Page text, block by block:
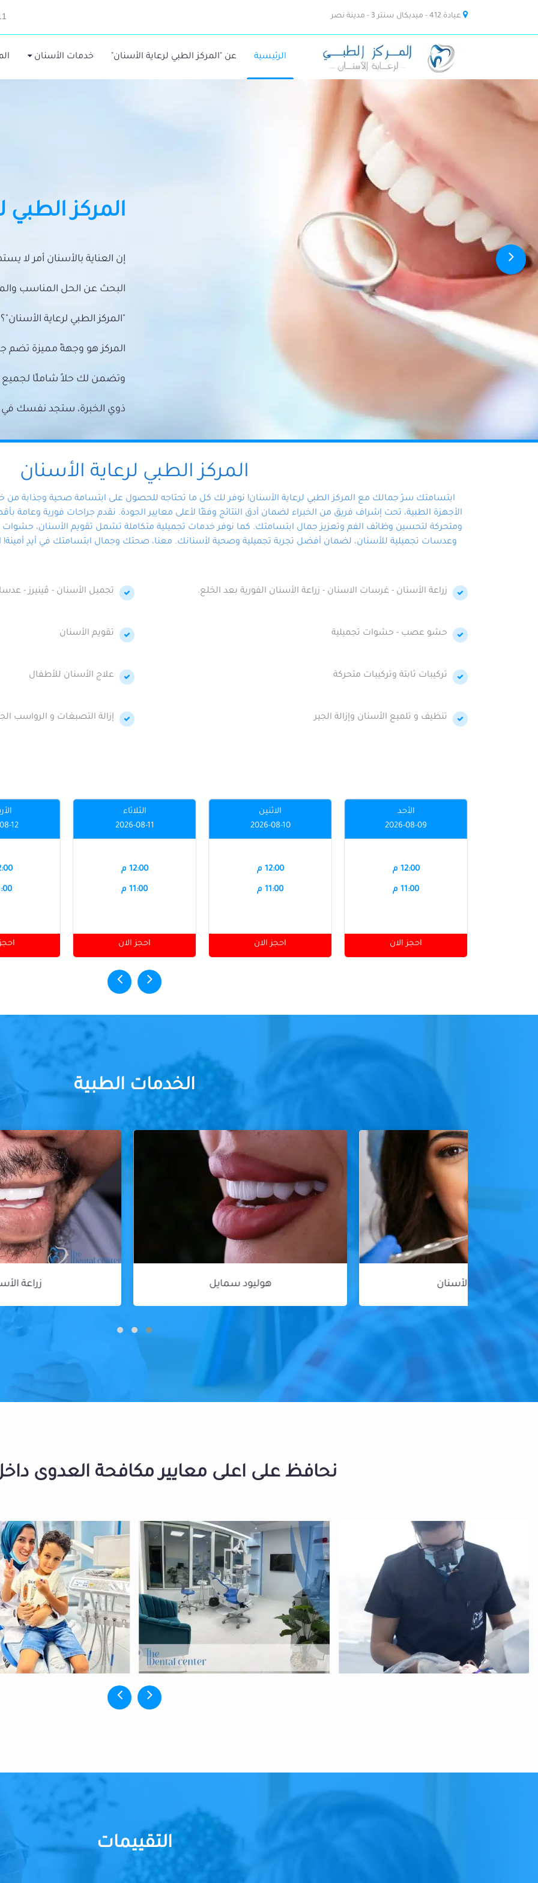
عيادة 412 - ميديكال سنتر 3 - مدينة نصر
الرئيسية عن "المركز الطبي لرعاية الأسنان" خدمات الأسنان
المركز الطبي
إن العناية بالأسنان أمر لا
البحث عن الحل المناسب
"المركز الطبي لرعاية الأسنان"؟
المركز هو وجهةً مميزة تضم
وتضمن لك حلاً شاملًا
ذوي الخبرة، ستجد نفسك في
المركز الطبي لرعاية الأسنان
ابتسامتك سرّ جمالك مع المركز الطبي لرعاية الأسنان! نوفر لك كل ما تحتاجه للحصول على ابتسامة صحية وجذابة
الأجهزة الطبية، تحت إشراف فريق من الخبراء لضمان أدق النتائج وفقًا لأعلى معايير الجودة. نقدم جراحات فورية وعامة
ومتحركة لتحسين وظائف الفم وتعزيز جمال ابتسامتك. كما نوفر خدمات تجميلية متكاملة تشمل تقويم الأسنان، حشوات
وعدسات تجميلية للأسنان، لضمان أفضل تجربة تجميلية وصحية لأسنانك. معنا، صحتك وجمال ابتسامتك في أيدٍ أمينة!
زراعة الأسنان - غرسات الاسنان - زراعة الأسنان الفورية بعد الخلع. تجميل الأسنان - ڤينيرز -
حشو عصب - حشوات تجميلية تقويم الأسنان
تركيبات ثابتة وتركيبات متحركة علاج الأسنان للأطفال
تنظيف و تلميع الأسنان وإزالة الجير إزالة التصبغات و الرواسب
الأحد
2026-08-09
12:00 م
11:00 م
احجز الان
الاثنين
2026-08-10
12:00 م
11:00 م
احجز الان
الثلاثاء
2026-08-11
12:00 م
11:00 م
احجز الان
12
الخدمات الطبية
نحافظ على اعلى معايير مكافحة العدوى
التقييمات